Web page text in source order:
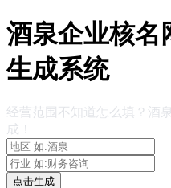
酒泉企业核名
生成系统
经营范围不知道怎么填？酒
成！
点击生成